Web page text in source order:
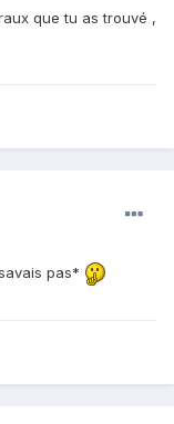
que tu as trouvé ,
pas*